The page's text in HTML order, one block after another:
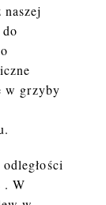
w grzyby
. W